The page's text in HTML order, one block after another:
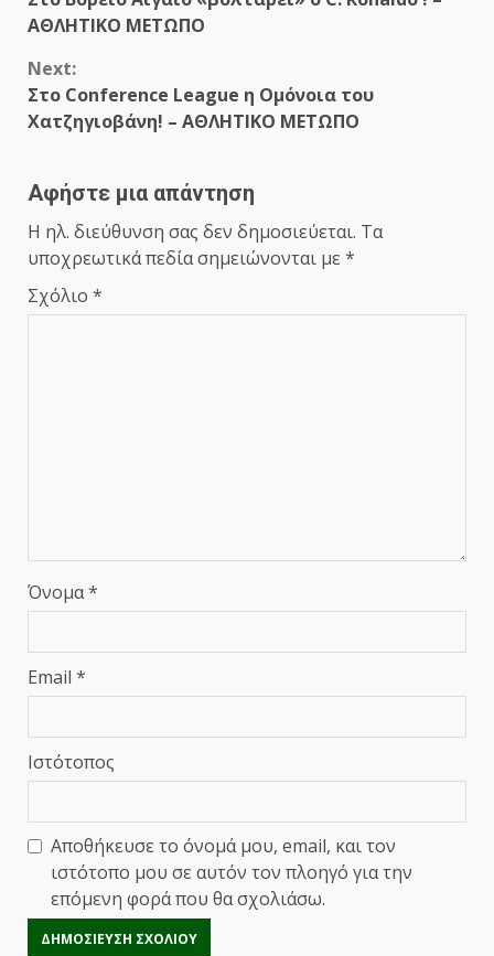
Reading
ΑΘΛΗΤΙΚΟ ΜΕΤΩΠΟ
Next:
Στο Conference League η Ομόνοια του
Χατζηγιοβάνη! – ΑΘΛΗΤΙΚΟ ΜΕΤΩΠΟ
Αφήστε μια απάντηση
Η ηλ. διεύθυνση σας δεν δημοσιεύεται. Τα
υποχρεωτικά πεδία σημειώνονται με *
Σχόλιο *
Όνομα*
Email *
Ιστότοπος
Αποθήκευσε το όνομά μου, email, και τον
ιστότοπο μου σε αυτόν τον πλοηγό για την
επόμενη φορά που θα σχολιάσω.